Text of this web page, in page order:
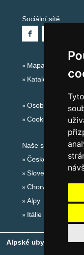
Sociální sítě:
Mapa serveru
Katalog ubytování
Osobní údaje
Cookies
Naše servery:
České hory
Slovenské hory
Chorvatsko
Alpy
Itálie
Alpské ubytování,